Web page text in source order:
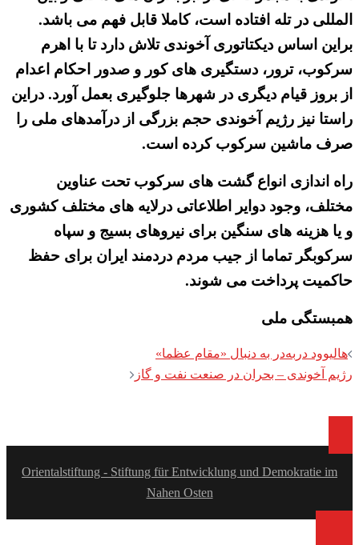
المللی در تله افتاده است، کاملا قابل فهم می باشد.
براین اساس دیکتاتوری آخوندی تلاش دارد تا با اهرم
سرکوب، ترور، دستگیری های کور و صدور احکام اعدام
از بروز قیام دیگری در شهرها جلوگیری بعمل آورد. دراین
راستا نیز رژیم آخوندی حجم بزرگی از درآمدهای ملی را
صرف ماشین سرکوب کرده است.
راه اندازی انواع گشت های سرکوب تحت عناوین
مختلف، وجود دوایر اطلاعاتی درلایه های مختلف کشوری
و یا هزینه های سنگین برای نیروهای بسیج و سپاه
سرکوبگر تماما از جیب مردم دردمند ایران برای حفظ
حاکمیت پرداخت می شوند.
همبستگی ملی
Post
navigation
هالیوود دربه‌در به دنبال «مقام عظما»
رژیم آخوندی – بحران در صنعت نفت و گاز
Orientalstiftung - Stiftung für Entwicklung und Demokratie im
Nahen Osten